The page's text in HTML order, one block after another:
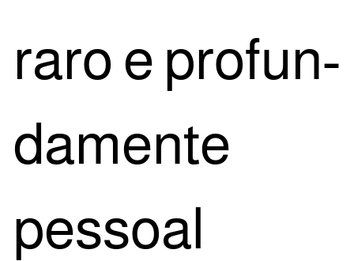
raro e pro­fun­
da­men­te
pes­so­al